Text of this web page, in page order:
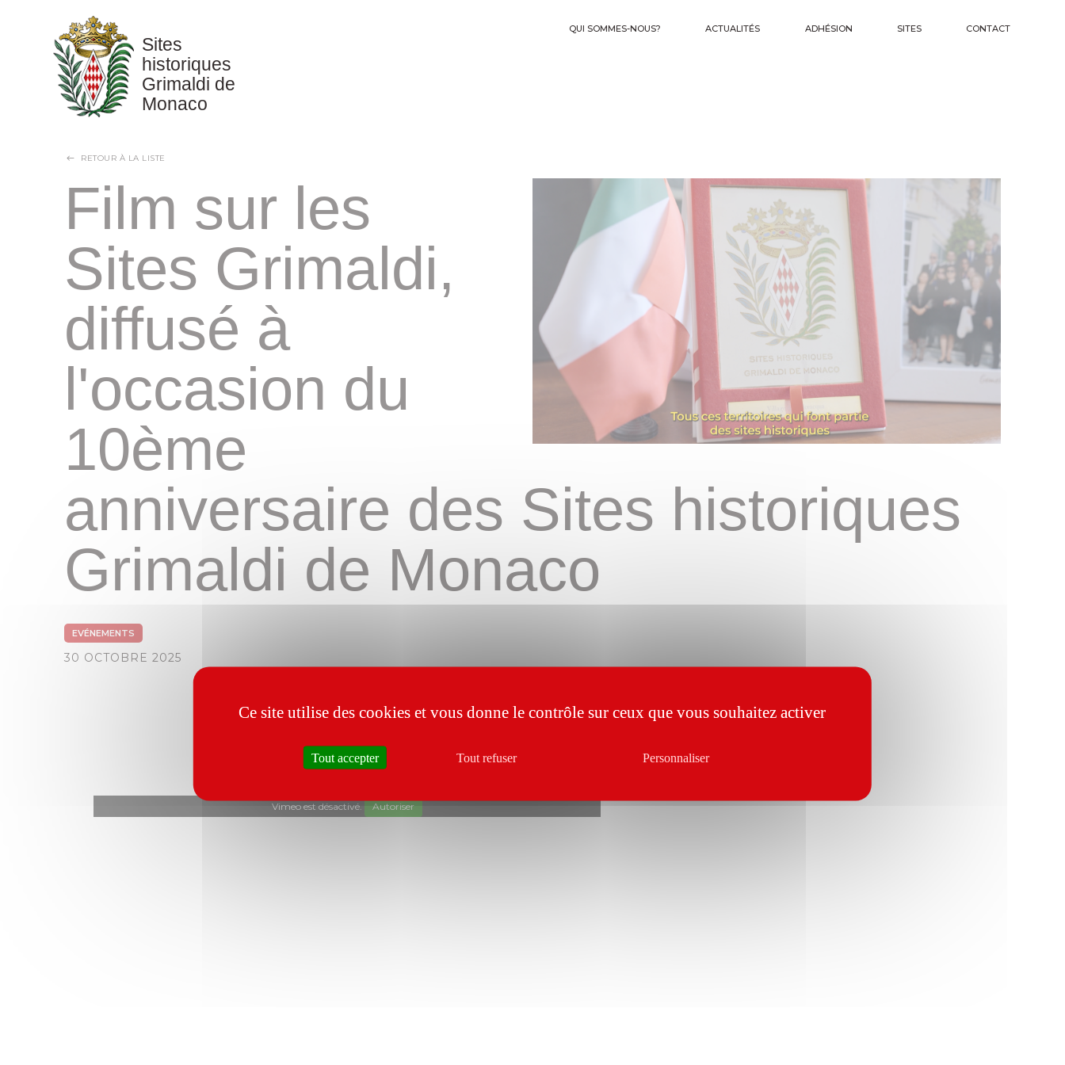
Sites
historiques
Grimaldi de
Monaco
QUI SOMMES-NOUS?
Les Grimaldi
ACTUALITÉS ADHÉSION
Associations
SITES CONTACT
RETOUR À LA LISTE
Film sur les
Sites Grimaldi,
diffusé à
l'occasion du
10ème
anniversaire des Sites historiques
Grimaldi de Monaco
EVÉNEMENTS
30 OCTOBRE 2025
Vimeo est désactivé. Autoriser
Ce site utilise des cookies et vous donne le contrôle sur ceux que vous souhaitez activer
Tout accepter Tout refuser Personnaliser